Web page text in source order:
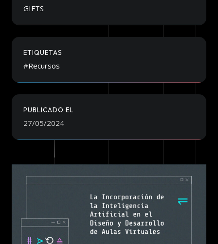
GIFTS
ETIQUETAS
#Recursos
PUBLICADO EL
27/05/2024